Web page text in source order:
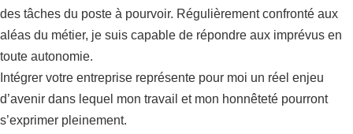
des tâches du poste à pourvoir. Régulièrement confronté aux
aléas du métier, je suis capable de répondre aux imprévus en
toute autonomie.
Intégrer votre entreprise représente pour moi un réel enjeu
d’avenir dans lequel mon travail et mon honnêteté pourront
s’exprimer pleinement.